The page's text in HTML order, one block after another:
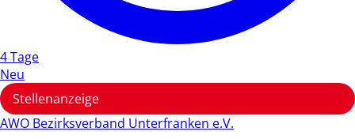
4 Tage
Neu
Stellenanzeige
AWO Bezirksverband Unterfranken e.V.